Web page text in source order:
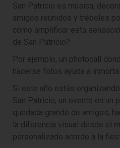
San Patricio es música,
amigos reunidos y tréboles
cómo amplificar esta
de San Patricio?
Por ejemplo, un photocall
hacerse fotos ayuda a
Si este año estás
San Patricio, un evento en un
quedada grande de amigos,
la diferencia visual desde el
personalizado acorde a la